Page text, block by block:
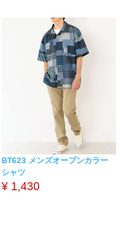
BT623 メンズオープンカラー
シャツ
¥ 1,430